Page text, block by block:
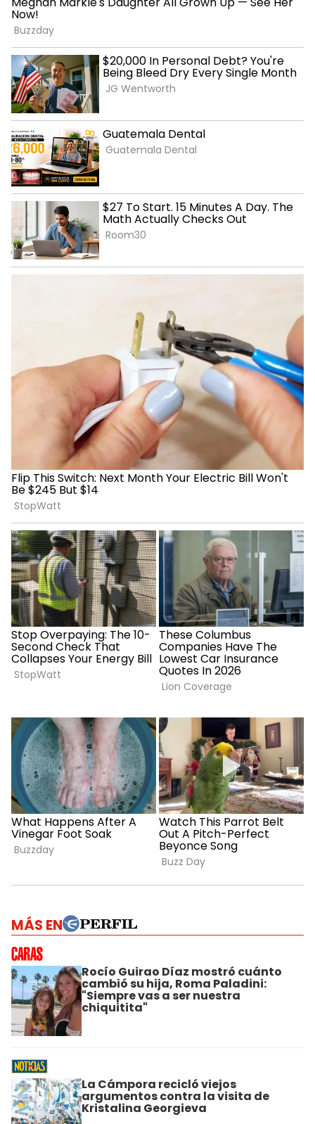
MÁS EN
Rocío Guirao Díaz mostró cuánto
cambió su hija, Roma Paladini:
"Siempre vas a ser nuestra
chiquitita"
La Cámpora recicló viejos
argumentos contra la visita de
Kristalina Georgieva